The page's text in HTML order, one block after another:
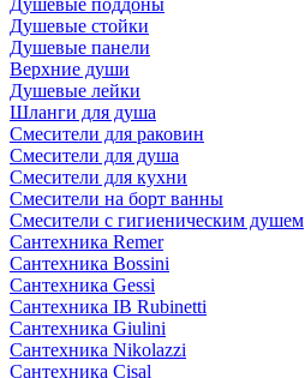
Душевые поддоны
Душевые стойки
Душевые панели
Верхние души
Душевые лейки
Шланги для душа
Смесители для раковин
Смесители для душа
Смесители для кухни
Смесители на борт ванны
Смесители с гигиеническим душем
Сантехника Remer
Сантехника Bossini
Сантехника Gessi
Сантехника IB Rubinetti
Сантехника Giulini
Сантехника Nikolazzi
Сантехника Cisal